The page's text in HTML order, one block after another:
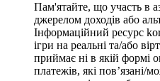
Пам'ятайте, що участь в
джерелом доходів або
Інформаційний ресурс
ігри на реальні та/або
приймає ні в якій формі
платежів, які пов’язані/